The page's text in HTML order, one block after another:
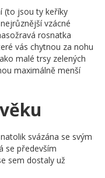
(to jsou ty keříky
vzácné
rosnatka
vás chytnou za nohu
malé trsy zelených
maximálně menší
svázána se svým
se především
sem dostaly už